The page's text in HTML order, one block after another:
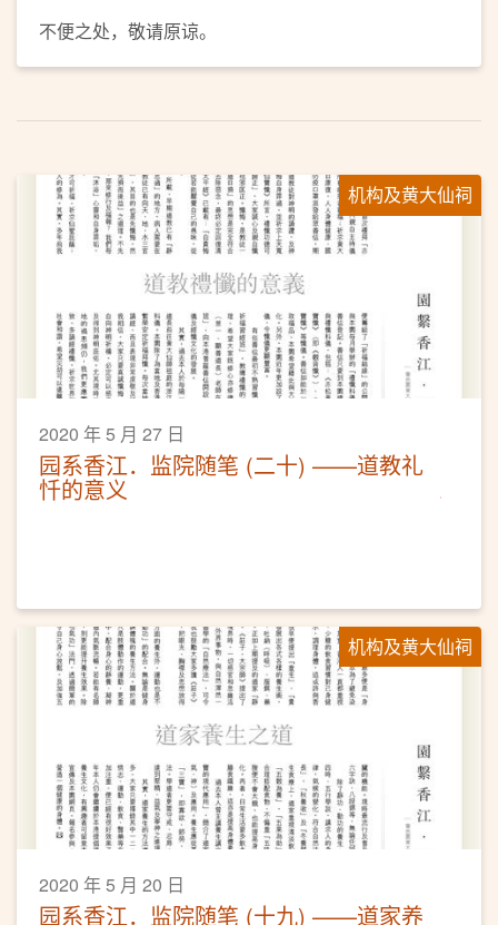
不便之处，敬请原谅。
机构及黄大仙祠
2020 年 5 月 27 日
园系香江．监院随笔 (二十) ——道教礼
忏的意义
机构及黄大仙祠
2020 年 5 月 20 日
园系香江．监院随笔 (十九) ——道家养